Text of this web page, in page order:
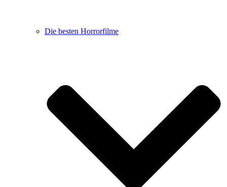
Die besten Horrorfilme